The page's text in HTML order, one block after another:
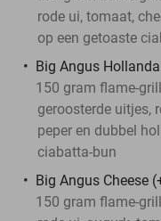
rode ui, tomaat,
op een getoaste
Big Angus
150 gram flame-
geroosterde uitjes,
peper en dubbel
ciabatta-bun
Big Angus Cheese
150 gram flame-